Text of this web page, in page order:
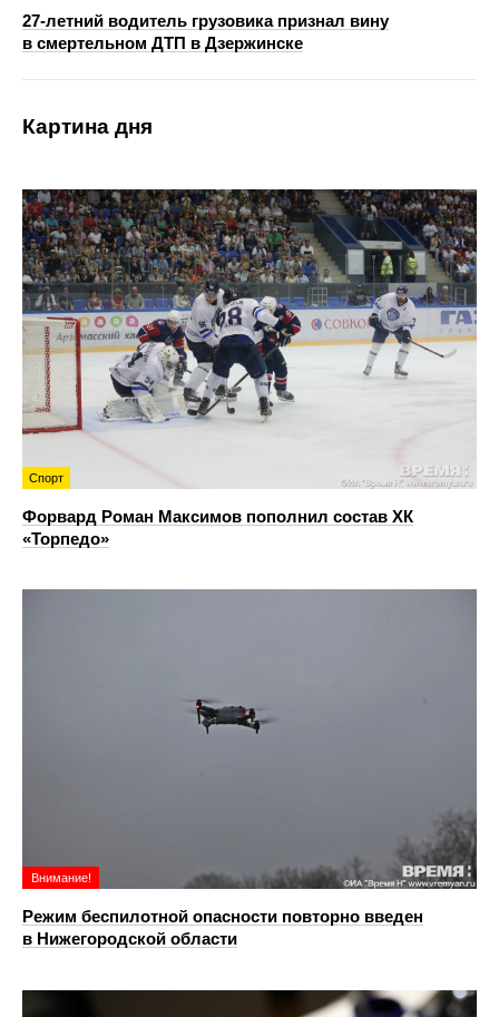
27-летний водитель грузовика признал вину
в смертельном ДТП в Дзержинске
Картина дня
Спорт
Форвард Роман Максимов пополнил состав ХК
«Торпедо»
Внимание!
Режим беспилотной опасности повторно введен
в Нижегородской области